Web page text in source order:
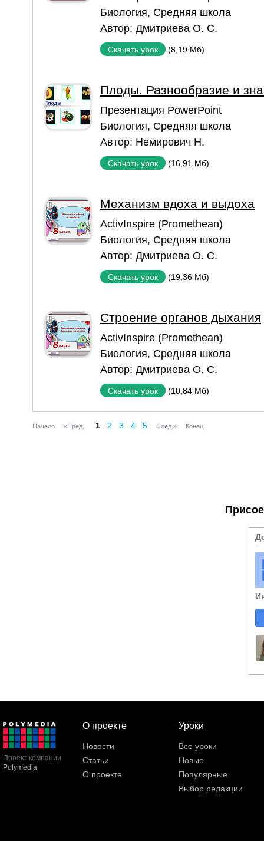
Биология, Средняя школа
Автор: Дмитриева О. С.
Скачать урок (8,19 Мб)
Плоды. Разнообразие и
Презентация PowerPoint
Биология, Средняя школа
Автор: Немирович Н.
Скачать урок (16,91 Мб)
Механизм вдоха и выдоха
ActivInspire (Promethean)
Биология, Средняя школа
Автор: Дмитриева О. С.
Скачать урок (19,36 Мб)
Строение органов дыхания
ActivInspire (Promethean)
Биология, Средняя школа
Автор: Дмитриева О. С.
Скачать урок (10,84 Мб)
Начало «Пред. 1 2 3 4 5 След.» Конец
Проект компании
Polymedia
О проекте
Новости
Статьи
О проекте
Уроки
Все уроки
Новые
Популярные
Выбор редакции